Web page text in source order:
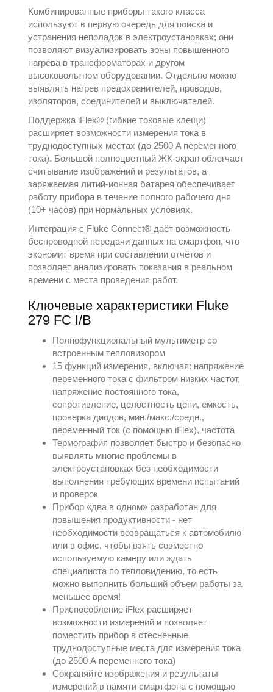
Комбинированные приборы такого класса
используют в первую очередь для поиска и
устранения неполадок в электроустановках; они
позволяют визуализировать зоны повышенного
нагрева в трансформаторах и другом
высоковольтном оборудовании. Отдельно можно
выявлять нагрев предохранителей, проводов,
изоляторов, соединителей и выключателей.
Поддержка iFlex® (гибкие токовые клещи)
расширяет возможности измерения тока в
труднодоступных местах (до 2500 A переменного
тока). Большой полноцветный ЖК-экран облегчает
считывание изображений и результатов, а
заряжаемая литий-ионная батарея обеспечивает
работу прибора в течение полного рабочего дня
(10+ часов) при нормальных условиях.
Интеграция с Fluke Connect® даёт возможность
беспроводной передачи данных на смартфон, что
экономит время при составлении отчётов и
позволяет анализировать показания в реальном
времени с места проведения работ.
Ключевые характеристики Fluke
279 FC I/B
Полнофункциональный мультиметр со
встроенным тепловизором
15 функций измерения, включая: напряжение
переменного тока с фильтром низких частот,
напряжение постоянного тока,
сопротивление, целостность цепи, емкость,
проверка диодов, мин./макс./средн.,
переменный ток (с помощью iFlex), частота
Термография позволяет быстро и безопасно
выявлять многие проблемы в
электроустановках без необходимости
выполнения требующих времени испытаний
и проверок
Прибор «два в одном» разработан для
повышения продуктивности - нет
необходимости возвращаться к автомобилю
или в офис, чтобы взять совместно
используемую камеру или ждать
специалиста по тепловидению, то есть
можно выполнить больший объем работы за
меньшее время!
Приспособление iFlex расширяет
возможности измерений и позволяет
поместить прибор в стесненные
труднодоступные места для измерения тока
(до 2500 А переменного тока)
Сохраняйте изображения и результаты
измерений в памяти смартфона с помощью